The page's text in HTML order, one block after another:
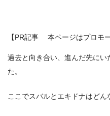
【PR記事 本ページはプロモ
過去と向き合い、進んだ先に
た。
ここでスバルとエキドナはどん